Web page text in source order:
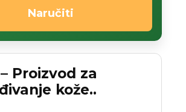
Naručiti
Proizvod za
kože..